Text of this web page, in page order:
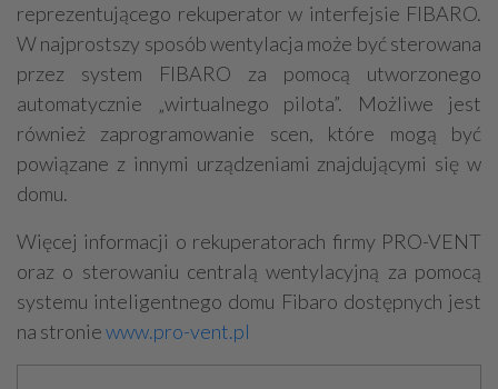
reprezentującego rekuperator w interfejsie FIBARO.
W najprostszy sposób wentylacja może być sterowana
przez system FIBARO za pomocą utworzonego
automatycznie „wirtualnego pilota”. Możliwe jest
również zaprogramowanie scen, które mogą być
powiązane z innymi urządzeniami znajdującymi się w
domu.
Więcej informacji o rekuperatorach firmy PRO-VENT
oraz o sterowaniu centralą wentylacyjną za pomocą
systemu inteligentnego domu Fibaro dostępnych jest
na stroniewww.pro-vent.pl